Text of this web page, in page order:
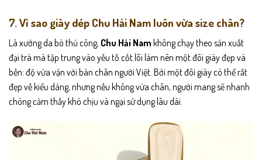
7. Vì sao giày dép Chu Hải Nam luôn vừa size chân?
Là xưởng da bò thủ công, Chu Hải Nam không chạy theo sản xuất
đại trà mà tập trung vào yếu tố cốt lõi làm nên một đôi giày đẹp và
bền: độ vừa vặn với bàn chân người Việt. Bởi một đôi giày có thể rất
đẹp về kiểu dáng, nhưng nếu không vừa chân, người mang sẽ nhanh
chóng cảm thấy khó chịu và ngại sử dụng lâu dài.